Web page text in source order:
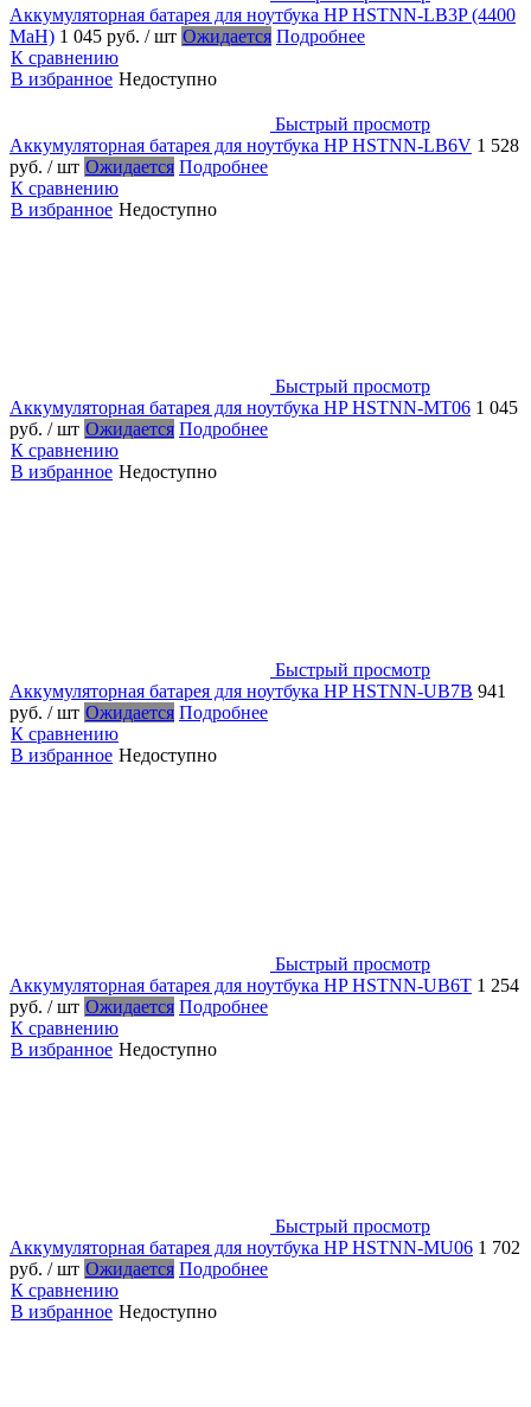
Аккумуляторная батарея для ноутбука HP HSTNN-LB3P (4400
MaH) 1 045 руб. / шт Ожидается Подробнее
К сравнению
В избранное Недоступно
Быстрый просмотр
Аккумуляторная батарея для ноутбука HP HSTNN-LB6V 1 528
руб. / шт Ожидается Подробнее
К сравнению
В избранное Недоступно
Быстрый просмотр
Аккумуляторная батарея для ноутбука HP HSTNN-MT06 1 045
руб. / шт Ожидается Подробнее
К сравнению
В избранное Недоступно
Быстрый просмотр
Аккумуляторная батарея для ноутбука HP HSTNN-UB7B 941
руб. / шт Ожидается Подробнее
К сравнению
В избранное Недоступно
Быстрый просмотр
Аккумуляторная батарея для ноутбука HP HSTNN-UB6T 1 254
руб. / шт Ожидается Подробнее
К сравнению
В избранное Недоступно
Быстрый просмотр
Аккумуляторная батарея для ноутбука HP HSTNN-MU06 1 702
руб. / шт Ожидается Подробнее
К сравнению
В избранное Недоступно